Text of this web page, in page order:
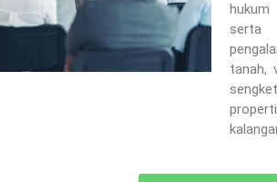
serta
tanah,